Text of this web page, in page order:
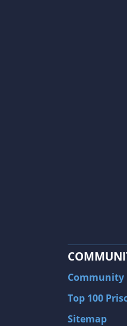
Community
Top 100
Sitemap